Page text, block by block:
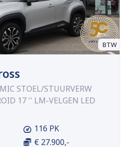
BTW
STOEL/STUURVERW
17 '' LM-VELGEN LED
116 PK
€ 27.900,-